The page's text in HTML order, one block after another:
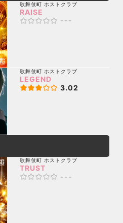
歌舞伎町 ホストクラブ
RAISE
---
歌舞伎町 ホストクラブ
LEGEND
3.02
歌舞伎町 ホストクラブ
TRUST
---